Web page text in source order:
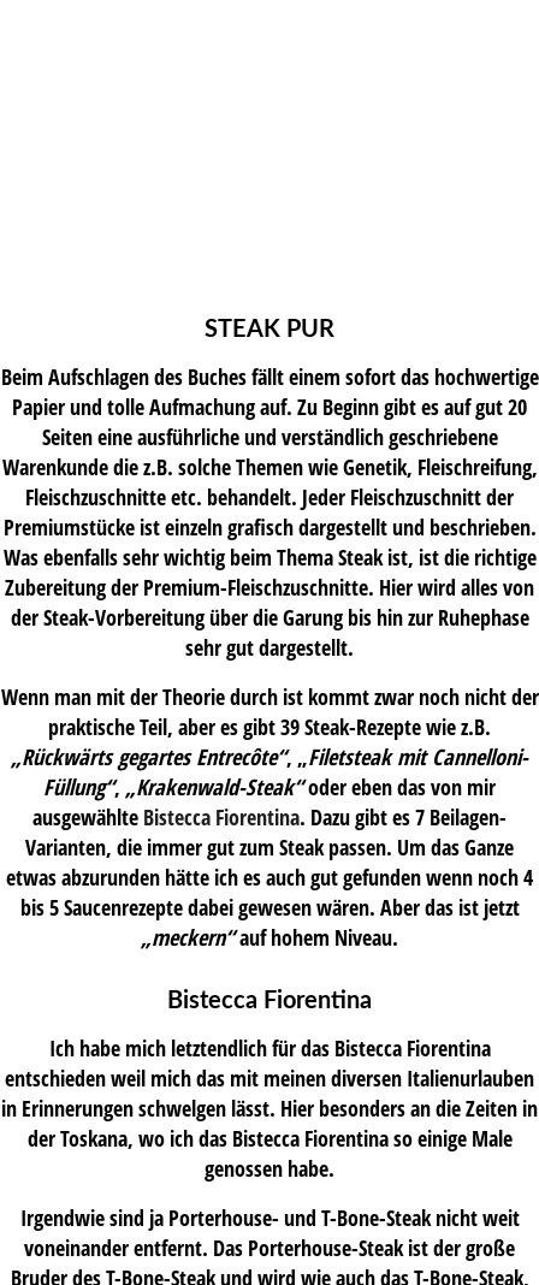
STEAK PUR
Beim Aufschlagen des Buches fällt einem sofort das hochwertige
Papier und tolle Aufmachung auf. Zu Beginn gibt es auf gut 20
Seiten eine ausführliche und verständlich geschriebene
Warenkunde die z.B. solche Themen wie Genetik, Fleischreifung,
Fleischzuschnitte etc. behandelt. Jeder Fleischzuschnitt der
Premiumstücke ist einzeln grafisch dargestellt und beschrieben.
Was ebenfalls sehr wichtig beim Thema Steak ist, ist die richtige
Zubereitung der Premium-Fleischzuschnitte. Hier wird alles von
der Steak-Vorbereitung über die Garung bis hin zur Ruhephase
sehr gut dargestellt.
Wenn man mit der Theorie durch ist kommt zwar noch nicht der
praktische Teil, aber es gibt 39 Steak-Rezepte wie z.B.
„Rückwärts gegartes Entrecôte“, „Filetsteak mit Cannelloni-
Füllung“, „Krakenwald-Steak“oder eben das von mir
ausgewählte Bistecca Fiorentina. Dazu gibt es 7 Beilagen-
Varianten, die immer gut zum Steak passen. Um das Ganze
etwas abzurunden hätte ich es auch gut gefunden wenn noch 4
bis 5 Saucenrezepte dabei gewesen wären. Aber das ist jetzt
„meckern“auf hohem Niveau.
Bistecca Fiorentina
Ich habe mich letztendlich für das Bistecca Fiorentina
entschieden weil mich das mit meinen diversen Italienurlauben
in Erinnerungen schwelgen lässt. Hier besonders an die Zeiten in
der Toskana, wo ich das Bistecca Fiorentina so einige Male
genossen habe.
Irgendwie sind ja Porterhouse- und T-Bone-Steak nicht weit
voneinander entfernt. Das Porterhouse-Steak ist der große
Bruder des T-Bone-Steak und wird wie auch das T-Bone-Steak,